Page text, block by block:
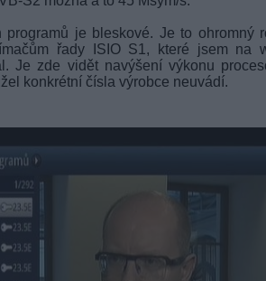
programů je bleskové. Je to ohromný
řady ISIO S1, které jsem na
Je zde vidět navýšení výkonu
konkrétní čísla výrobce neuvádí.